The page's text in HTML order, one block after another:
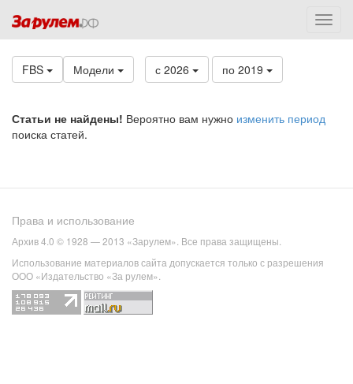
FBS Модели с 2026 по 2019
Статьи не найдены! Вероятно вам нужно изменить период
поиска статей.
Права и использование
Архив 4.0 © 1928 — 2013 «Зарулем». Все права защищены.
Использование материалов сайта допускается только с разрешения
ООО «Издательство «За рулем».